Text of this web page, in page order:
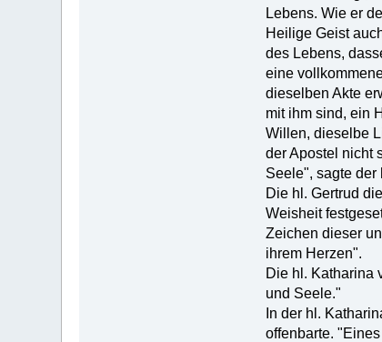
Lebens. Wie er
Heilige Geist
des Lebens,
eine
dieselben Akte
mit ihm sind, ein
Willen, dieselbe
der Apostel nicht
Seele", sagte der
Die hl. Gertrud
Weisheit
Zeichen dieser
ihrem Herzen".
Die hl. Katharina
und Seele."
In der hl.
offenbarte.